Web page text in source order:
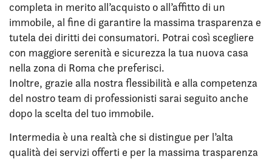
completa in merito all’acquisto o all’affitto di un
immobile, al fine di garantire la massima trasparenza e
tutela dei diritti dei consumatori. Potrai così scegliere
con maggiore serenità e sicurezza la tua nuova casa
nella zona di Roma che preferisci.
Inoltre, grazie alla nostra flessibilità e alla competenza
del nostro team di professionisti sarai seguito anche
dopo la scelta del tuo immobile.
Intermedia è una realtà che si distingue per l’alta
qualità dei servizi offerti e per la massima trasparenza